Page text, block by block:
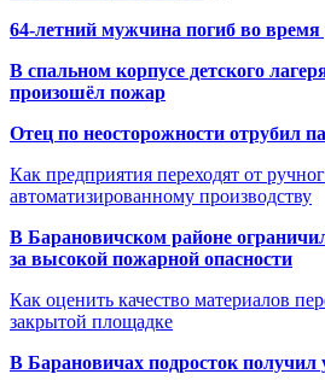
64-летний мужчина погиб во
В спальном корпусе детского
произошёл пожар
Отец по неосторожности отрубил
Как предприятия переходят от
автоматизированному производству
В Барановичском районе
за высокой пожарной опасности
Как оценить качество материалов
закрытой площадке
В Барановичах подросток получил